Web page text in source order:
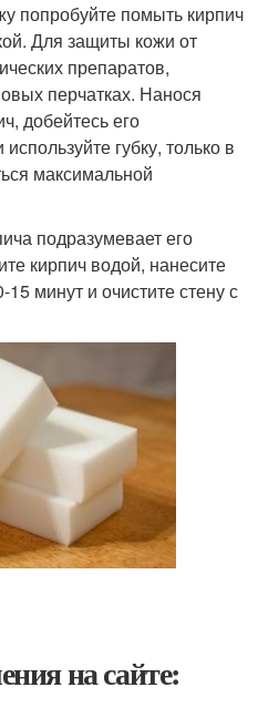
попробуйте помыть кирпич
Для защиты кожи от
препаратов,
перчатках. Нанося
добейтесь его
губку, только в
максимальной
подразумевает его
кирпич водой, нанесите
минут и очистите стену с
на сайте: